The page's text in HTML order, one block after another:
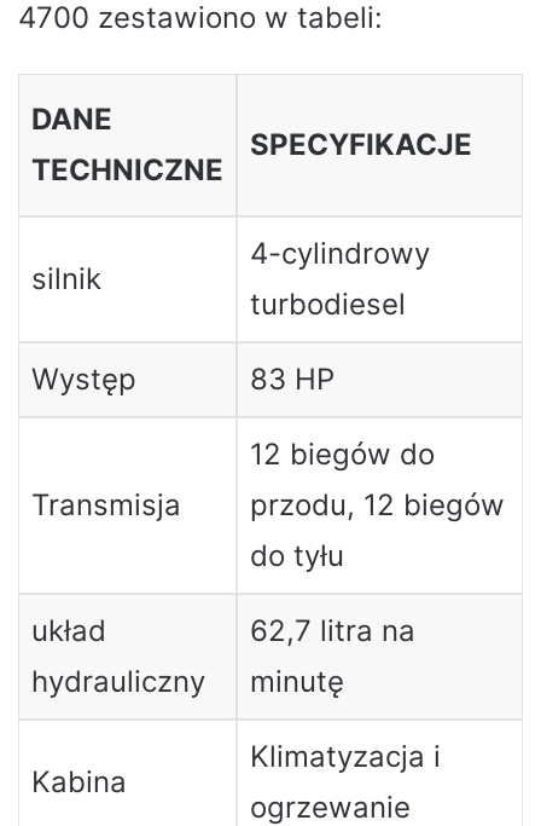
4700 zestawiono w tabeli:
DANE
TECHNICZNE
SPECYFIKACJE
silnik
4-cylindrowy
turbodiesel
Występ 83 HP
Transmisja
12 biegów do
przodu, 12 biegów
do tyłu
układ
hydrauliczny
62,7 litra na
minutę
Kabina
Klimatyzacja i
ogrzewanie